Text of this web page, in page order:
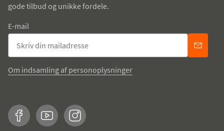
gode tilbud og unikke fordele.
E-mail
Om indsamling af personoplysninger
FacebookYouTubeInstagram